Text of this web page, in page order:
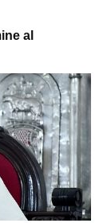
al